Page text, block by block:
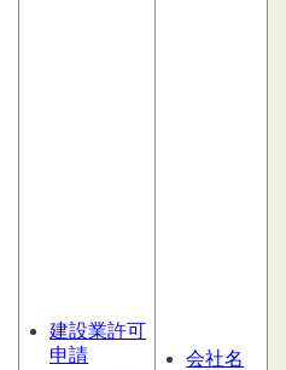
建設業許可
申請
会社名